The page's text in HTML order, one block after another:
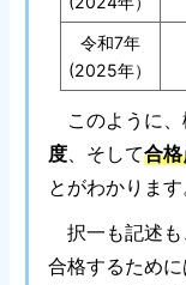
令和7年
(2025年）
このように、
度 、そして合
とがわかります
択一も記述も
合格するために